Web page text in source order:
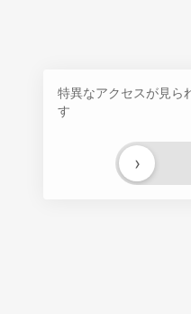
特異なアクセスが見ら
す
›